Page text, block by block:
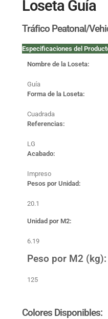
Loseta Guía
Tráfico Peatonal/
Especificaciones del
Nombre de la Loseta:
Guía
Forma de la Loseta:
Cuadrada
Referencias:
LG
Acabado:
Impreso
Pesos por Unidad:
20.1
Unidad por M2:
6.19
Peso por M2 (kg):
125
Colores Disponibles: